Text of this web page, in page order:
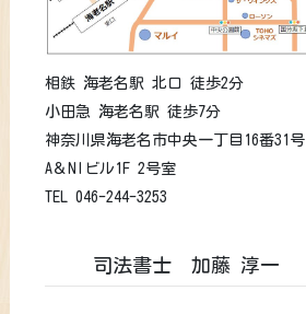
相鉄 海老名駅 北口 徒歩2分
小田急 海老名駅 徒歩7分
神奈川県海老名市中央一丁目16番31号
A＆NIビル1F 2号室
TEL 046-244-3253
司法書士 加藤 淳一